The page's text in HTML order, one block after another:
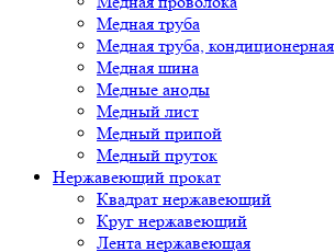
Медная труба
Медная труба, кондиционерная
Медная шина
Медные аноды
Медный лист
Медный припой
Медный пруток
Нержавеющий прокат
Квадрат нержавеющий
Круг нержавеющий
Лента нержавеющая